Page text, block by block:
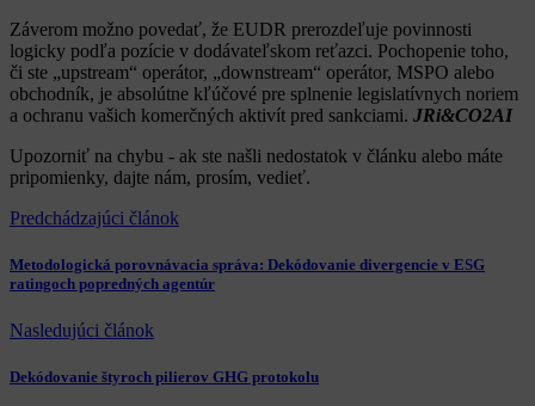
Záverom možno povedať, že EUDR prerozdeľuje povinnosti
logicky podľa pozície v dodávateľskom reťazci. Pochopenie toho,
či ste „upstream“ operátor, „downstream“ operátor, MSPO alebo
obchodník, je absolútne kľúčové pre splnenie legislatívnych noriem
a ochranu vašich komerčných aktivít pred sankciami. JRi&CO2AI
Upozorniť na chybu - ak ste našli nedostatok v článku alebo máte
pripomienky, dajte nám, prosím, vedieť.
Predchádzajúci článok
Metodologická porovnávacia správa: Dekódovanie divergencie v ESG
ratingoch popredných agentúr
Nasledujúci článok
Dekódovanie štyroch pilierov GHG protokolu